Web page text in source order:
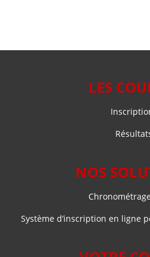
LES
NOS
Système d’inscription en ligne